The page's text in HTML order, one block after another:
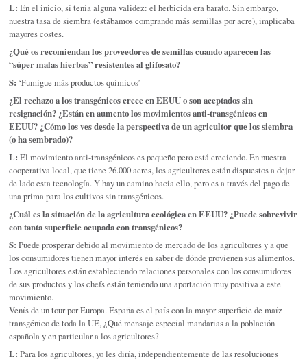
L: En el inicio, sí tenía alguna validez: el herbicida era barato. Sin embargo,
nuestra tasa de siembra (estábamos comprando más semillas por acre), implicaba
mayores costes.
¿Qué os recomiendan los proveedores de semillas cuando aparecen las
“súper malas hierbas” resistentes al glifosato?
S: ‘Fumigue más productos químicos’
¿El rechazo a los transgénicos crece en EEUU o son aceptados sin
resignación? ¿Están en aumento los movimientos anti-transgénicos en
EEUU? ¿Cómo los ves desde la perspectiva de un agricultor que los siembra
(o ha sembrado)?
L: El movimiento anti-transgénicos es pequeño pero está creciendo. En nuestra
cooperativa local, que tiene 26.000 acres, los agricultores están dispuestos a dejar
de lado esta tecnología. Y hay un camino hacia ello, pero es a través del pago de
una prima para los cultivos sin transgénicos.
¿Cuál es la situación de la agricultura ecológica en EEUU? ¿Puede sobrevivir
con tanta superficie ocupada con transgénicos?
S: Puede prosperar debido al movimiento de mercado de los agricultores y a que
los consumidores tienen mayor interés en saber de dónde provienen sus alimentos.
Los agricultores están estableciendo relaciones personales con los consumidores
de sus productos y los chefs están teniendo una aportación muy positiva a este
movimiento.
Venís de un tour por Europa. España es el país con la mayor superficie de maíz
transgénico de toda la UE, ¿Qué mensaje especial mandarias a la población
española y en particular a los agricultores?
L: Para los agricultores, yo les diría, independientemente de las resoluciones